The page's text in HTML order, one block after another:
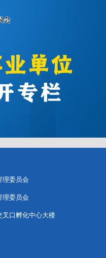
理委员会
理委员会
叉口孵化中心大楼